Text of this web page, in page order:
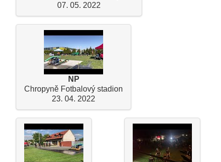
07. 05. 2022
NP
Chropyně Fotbalový stadion
23. 04. 2022